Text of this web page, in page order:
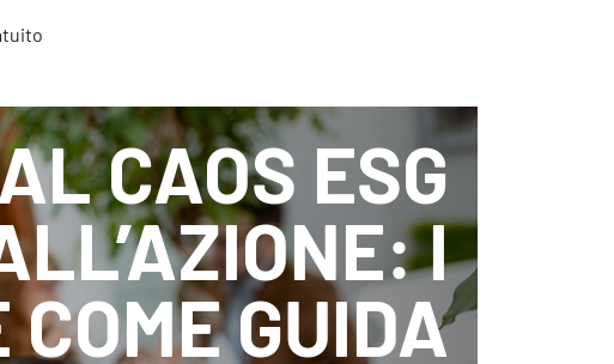
Cyber Security
CAOS ESG
I
COME GUIDA